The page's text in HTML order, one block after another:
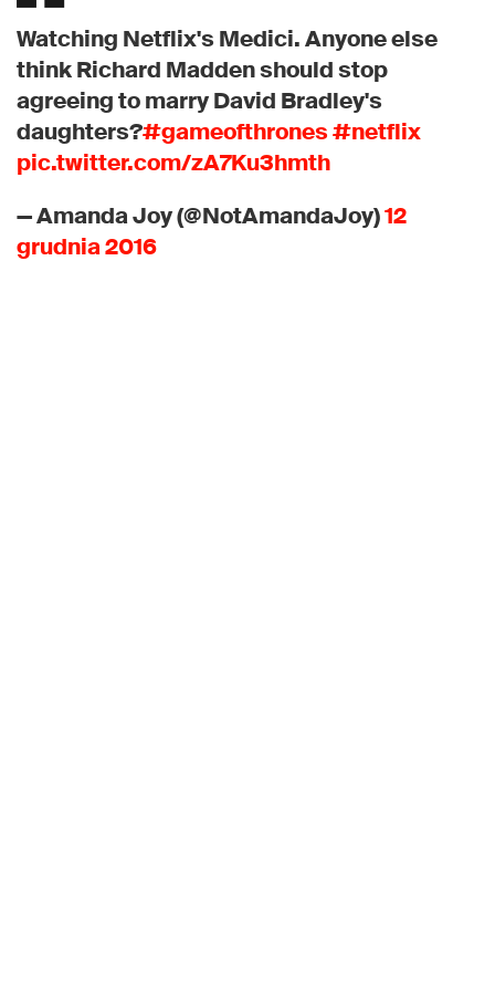
Watching Netflix's Medici. Anyone else
think Richard Madden should stop
agreeing to marry David Bradley's
daughters?#gameofthrones#netflix
pic.twitter.com/zA7Ku3hmth
— Amanda Joy (@NotAmandaJoy)12
grudnia 2016